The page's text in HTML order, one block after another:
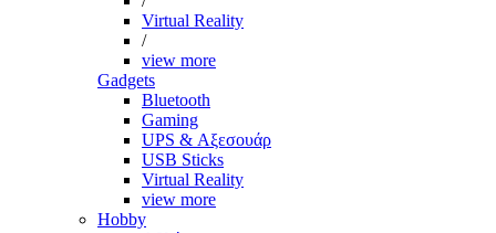
Virtual Reality
/
view more
Gadgets
Bluetooth
Gaming
UPS & Αξεσουάρ
USB Sticks
Virtual Reality
view more
Hobby